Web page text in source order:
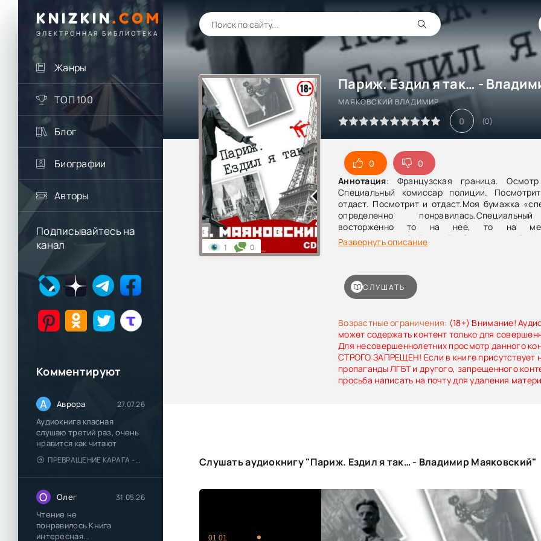
KNIZKIN. COM
ЭЛЕКТРОННАЯ БИБЛИОТЕКА
Жанры
ТОП 100
Блог
Биографии
Авторы
Подписывайтесь на
канал
Комментируют
А Аврора 27.07.26
Аудиокнига класная
слушаю третий раз, очень
нравится как читают
ПРЕВРАЩЕНИЕ КАРАГА - КАТЯ БРАНДИС
О Олег 31.05.26
Чтение не
понравилось.Книга
интересная...
МАЯКОВСКИЙ ВЛАДИМИР
0 (0)
0
0
Аннотация: Французская граница. Осмотр
Специальный комиссар полиции.
отдаст. Посмотрит и отдаст.Моя бумажка
определенно
восторженно то на нее, то на
национальность?– Русский.– Откуда едете?– Из
в Берлин откуда?– Из Штетина.– А в Штетин
Больше иностранных городов не осталось.
Бухаю:– Из Москвы.В ответ получаю
названием: «Санитарный паспорт» и
Развернуть описание
Возрастные ограничения: (18+) Внимание!
может содержать контент только для
Для несовершеннолетних просмотр данного
СТРОГО ЗАПРЕЩЕН! Если в книге присутствует
пропаганды ЛГБТ и другого, запрещенного
просьба написать на почту для удаления
1 0
СЛУШАТЬ
Слушать аудиокнигу "Париж. Ездил я так… - Владимир Маяковский"
01 01